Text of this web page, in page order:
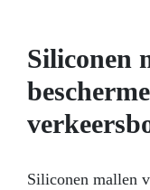
zachtheid en
mallen voor
talloze
druppels toe te
kun je speciale
voor effecten
Siliconen
Siliconen mallen